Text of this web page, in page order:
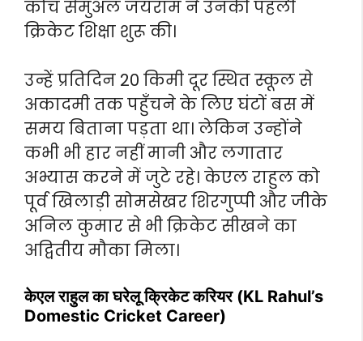
कोच सेमुअल जयराम ने उनकी पहली
क्रिकेट शिक्षा शुरू की।
उन्हें प्रतिदिन 20 किमी दूर स्थित स्कूल से
अकादमी तक पहुँचने के लिए घंटों बस में
समय बिताना पड़ता था। लेकिन उन्होंने
कभी भी हार नहीं मानी और लगातार
अभ्यास करने में जुटे रहे। केएल राहुल को
पूर्व खिलाड़ी सोमसेखर शिरगुप्पी और जीके
अनिल कुमार से भी क्रिकेट सीखने का
अद्वितीय मौका मिला।
केएल राहुल का घरेलू क्रिकेट करियर (KL Rahul’s
Domestic Cricket Career)